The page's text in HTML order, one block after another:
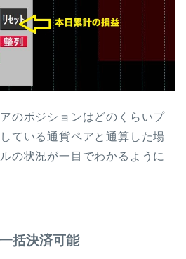
のポジションはどのくらいプ
ている通貨ペアと通算した場
の状況が一目でわかるように
括決済可能